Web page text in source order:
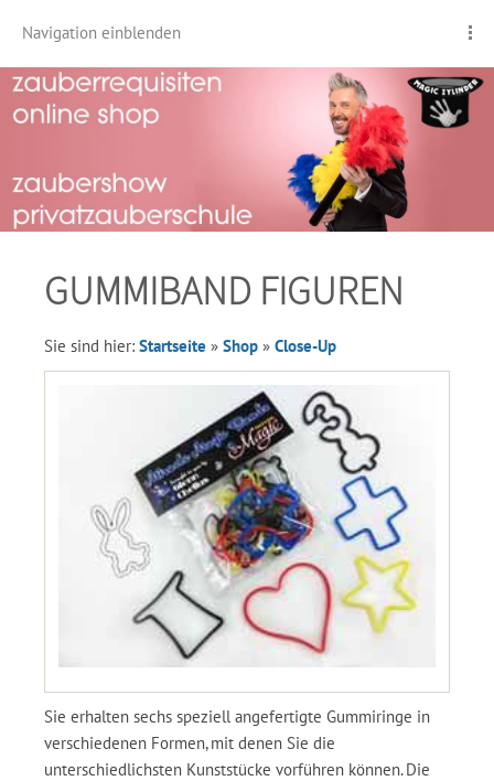
Navigation einblenden
GUMMIBAND FIGUREN
Sie sind hier: Startseite » Shop » Close-Up
Sie erhalten sechs speziell angefertigte Gummiringe in
verschiedenen Formen, mit denen Sie die
unterschiedlichsten Kunststücke vorführen können. Die